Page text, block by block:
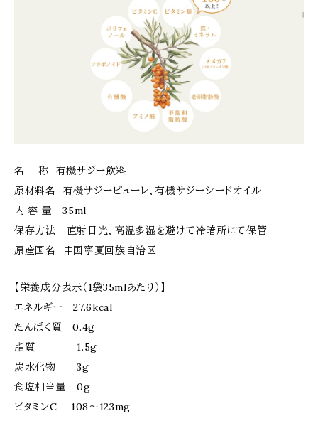
名 称 有機サジー飲料
原材料名 有機サジーピューレ、有機サジーシードオイル
内 容 量 35ml
保存方法 直射日光、高温多湿を避けて冷暗所にて保管
原産国名 中国寧夏回族自治区
【栄養成分表示（1袋35mlあたり）】
エネルギー 27.6kcal
たんぱく質 0.4g
脂質 1.5g
炭水化物 3g
食塩相当量 0g
ビタミンC 108～123mg